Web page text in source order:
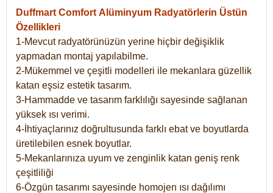
Duffmart Comfort Alüminyum Radyatörlerin Üstün
Özellikleri
1-Mevcut radyatörünüzün yerine hiçbir değişiklik
yapmadan montaj yapılabilme.
2-Mükemmel ve çeşitli modelleri ile mekanlara güzellik
katan eşsiz estetik tasarım.
3-Hammadde ve tasarım farklılığı sayesinde sağlanan
yüksek ısı verimi.
4-İhtiyaçlarınız doğrultusunda farklı ebat ve boyutlarda
üretilebilen esnek boyutlar.
5-Mekanlarınıza uyum ve zenginlik katan geniş renk
çeşitliliği
6-Özgün tasarımı sayesinde homojen ısı dağılımı